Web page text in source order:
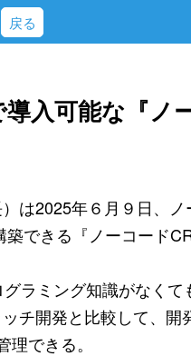
戻る
入可能な『ノ
は2025年６月９日、ノ
できる『ノーコード
ラミング知識がなくて
チ開発と比較して、開
できる。